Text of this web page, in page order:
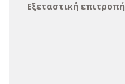
Εξεταστική επιτροπή